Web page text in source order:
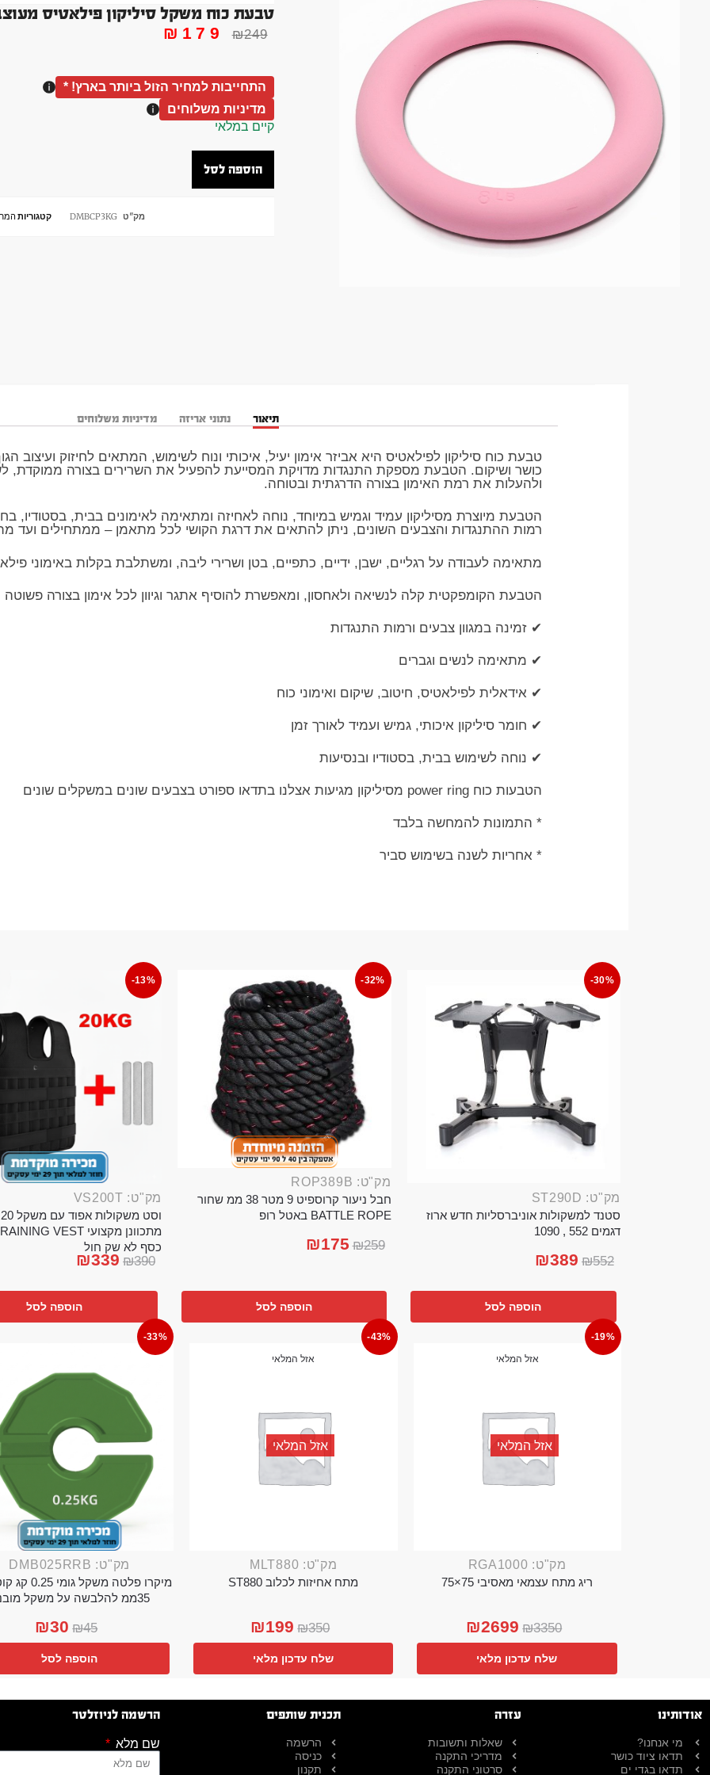
טבעת כוח משקל סיליקון פילאטיס מעוצבת
₪249
₪ 179
התחייבות למחיר הזול ביותר בארץ! *
מדיניות משלוחים
קיים במלאי
הוספה לסל
מק"ט DMBCP3KG קטגוריות
תיאור נתוני אריזה מדיניות משלוחים
טבעת כוח סיליקון לפילאטיס היא אביזר אימון יעיל, איכותי ונוח לשימוש, המתאים לחיזוק ועיצוב
כושר ושיקום. הטבעת מספקת התנגדות מדויקת המסייעת להפעיל את השרירים בצורה ממוקדת,
ולהעלות את רמת האימון בצורה הדרגתית ובטוחה.
הטבעת מיוצרת מסיליקון עמיד וגמיש במיוחד, נוחה לאחיזה ומתאימה לאימונים בבית, בסטודיו,
רמות ההתנגדות והצבעים השונים, ניתן להתאים את דרגת הקושי לכל מתאמן – ממתחילים ועד
מתאימה לעבודה על רגליים, ישבן, ידיים, כתפיים, בטן ושרירי ליבה, ומשתלבת בקלות באימוני
הטבעת הקומפקטית קלה לנשיאה ולאחסון, ומאפשרת להוסיף אתגר וגיוון לכל אימון בצורה פשוטה
✔ זמינה במגוון צבעים ורמות התנגדות
✔ מתאימה לנשים וגברים
✔ אידאלית לפילאטיס, חיטוב, שיקום ואימוני כוח
✔ חומר סיליקון איכותי, גמיש ועמיד לאורך זמן
✔ נוחה לשימוש בבית, בסטודיו ובנסיעות
הטבעות כוח power ring מסיליקון מגיעות אצלנו בתדאו ספורט בצבעים שונים במשקלים שונים
* התמונות להמחשה בלבד
* אחריות לשנה בשימוש סביר
-30%
מק"ט: ST290D
סטנד למשקולות אוניברסליות חדש ארוז
דגמים 552 , 1090
₪552
₪389
הוספה לסל
-32%
מק"ט: ROP389B
חבל ניעור קרוספיט 9 מטר 38 ממ שחור
BATTLE ROPE באטל רופ
₪259
₪175
הוספה לסל
-13%
מק"ט: VS200T
כסף לא שק חול
₪390
₪339
הוספה לסל
-19%
אזל המלאי
אזל המלאי
מק"ט: RGA1000
ריג מתח עצמאי מאסיבי 75×75
₪3350
₪2699
שלח עדכון מלאי
-43%
אזל המלאי
אזל המלאי
מק"ט: MLT880
מתח אחיזות לכלוב ST880
₪350
₪199
שלח עדכון מלאי
-33%
מק"ט: DMB025RRB
מיקרו פלטה
35ממ להלבשה על משקל מובנה
₪45
₪30
הוספה לסל
אודותינו
מי אנחנו?
תדאו ציוד כושר
תדאו בגדי ים
עזרה
שאלות ותשובות
מדריכי התקנה
סרטוני התקנה
תכנית שותפים
הרשמה
כניסה
תקנון
הרשמה לניוזלטר
שם מלא